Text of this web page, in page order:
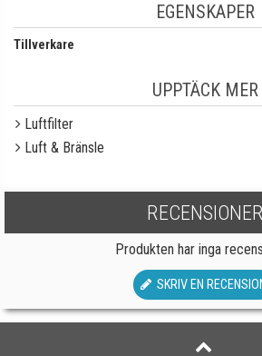
EGENSKAPER
Tillverkare
UPPTÄCK MER
Luftfilter
Luft & Bränsle
RECENSIONER
Produkten har inga
SKRIV EN